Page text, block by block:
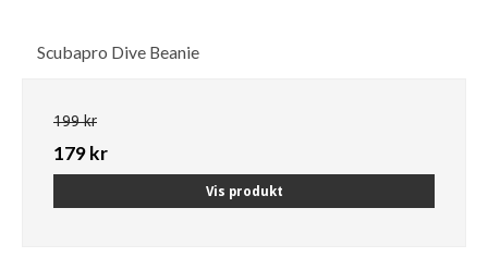
Scubapro Dive Beanie
199 kr
179 kr
Vis produkt